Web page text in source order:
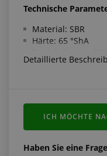
Technische
Material: SBR
Härte: 65 °ShA
Duktilität: min. 170
Detaillierte
Haben Sie eine
ICH MÖCHTE